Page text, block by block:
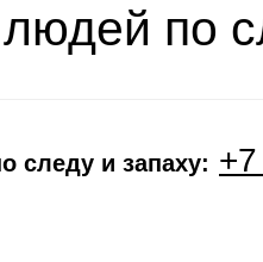
по
следу и запаху: